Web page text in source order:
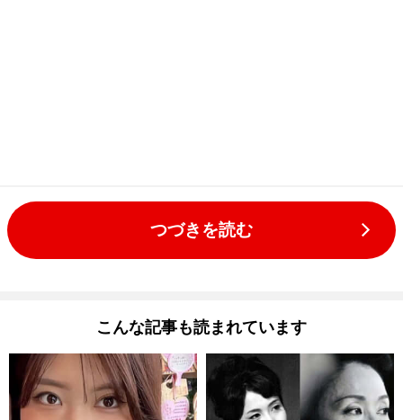
つづきを読む
こんな記事も読まれています